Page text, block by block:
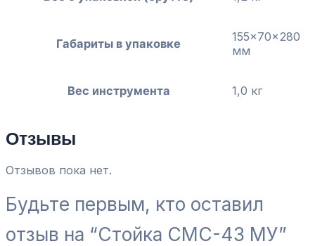
Габариты в упаковке
155x70x280
мм
Вес инструмента 1,0 кг
Отзывы
Отзывов пока нет.
Будьте первым, кто оставил
отзыв на “Стойка СМС-43 МУ”